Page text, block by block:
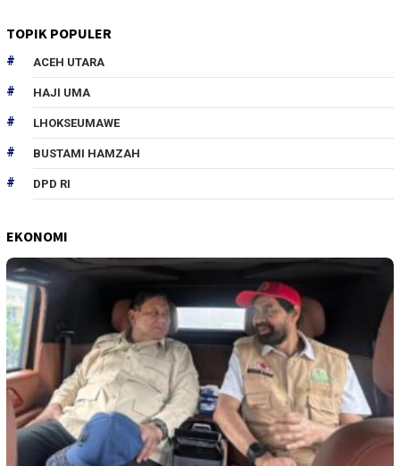
TOPIK POPULER
ACEH UTARA
HAJI UMA
LHOKSEUMAWE
BUSTAMI HAMZAH
DPD RI
EKONOMI